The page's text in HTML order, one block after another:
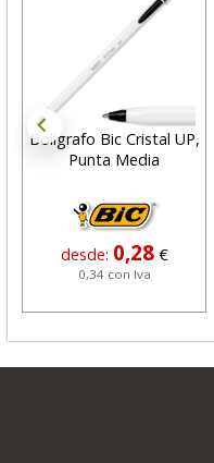
Bolígrafo Bic Cristal UP,
Punta Media
desde: 0,28 €
0,34 con Iva